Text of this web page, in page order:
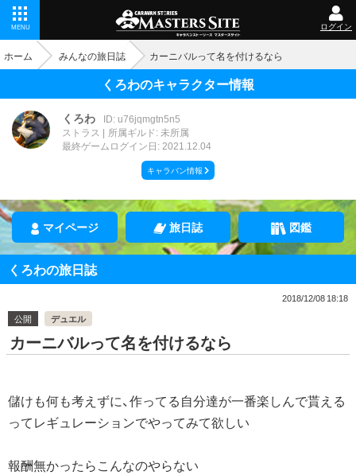
MENU ログイン
ホーム みんなの旅日誌 カーニバルって名を付けるなら
くろわのキャラクター情報
くろわ
ID: u76jqmgtn5n5
ストラス
所属ギルド: 未所属
最終ゲームログイン日: 2021.12.04
キャラバン情報
マイページ 旅日誌 図鑑
くろわの旅日誌
2018/12/08 18:18
公開
デュエル
カーニバルって名を付けるなら
儲けも何も考えずに、作ってる自分達が一番楽しんで貰える
ってレギュレーションでやってみて欲しい
報酬無かったらこんなのやらない